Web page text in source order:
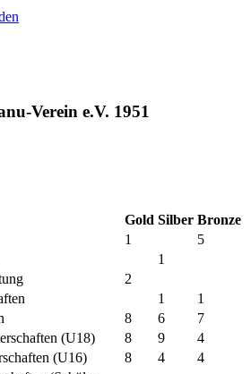
Verein e.V. 1951
Gold Silber Bronze
1
5
1
2
1
1
8 6
7
(U18)
8 9
4
(U16)
8 4
4